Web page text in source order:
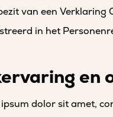
van een Verklaring
in het
en
dolor sit amet,